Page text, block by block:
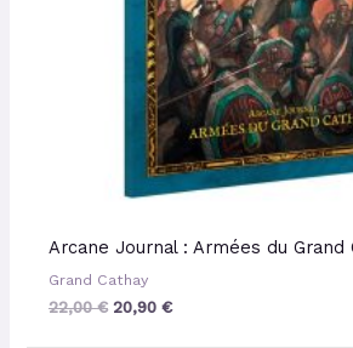
Arcane Journal : Armées du Grand
Grand Cathay
22,00€ 20,90 €